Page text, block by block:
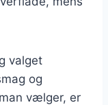
valget
og
vælger, er